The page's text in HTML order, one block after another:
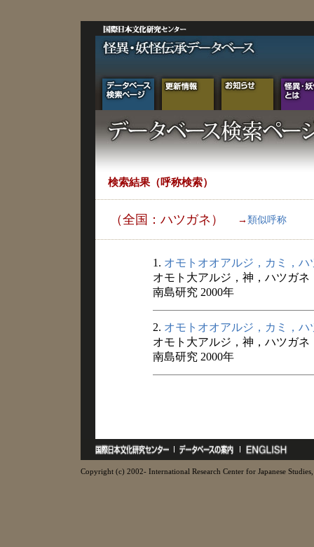
検索結果（呼称検索）
（全国：ハツガネ） → 類似呼称
1. オモトオオアルジ，カミ，ハ
オモト大アルジ，神，ハツガネ
南島研究 2000年
2. オモトオオアルジ，カミ，ハ
オモト大アルジ，神，ハツガネ
南島研究 2000年
Copyright (c) 2002- International Research Center for Japanese